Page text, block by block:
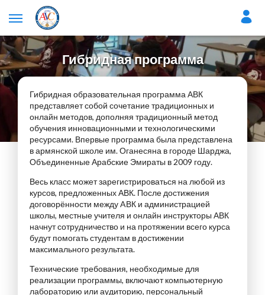
Гибридная программа
Гибридная образовательная программа АВК
представляет собой сочетание традиционных и
онлайн методов, дополняя традиционный метод
обучения инновационными и технологическими
ресурсами. Впервые программа была представлена
в армянской школе им. Оганесяна в городе Шарджа,
Объединенные Арабские Эмираты в 2009 году.
Весь класс может зарегистрироваться на любой из
курсов, предложенных АВК. После достижения
договорённости между AВК и администрацией
школы, местные учителя и онлайн инструкторы АВК
начнут сотрудничество и на протяжении всего курса
будут помогать студентам в достижении
максимального результата.
Технические требования, необходимые для
реализации программы, включают компьютерную
лабораторию или аудиторию, персональный